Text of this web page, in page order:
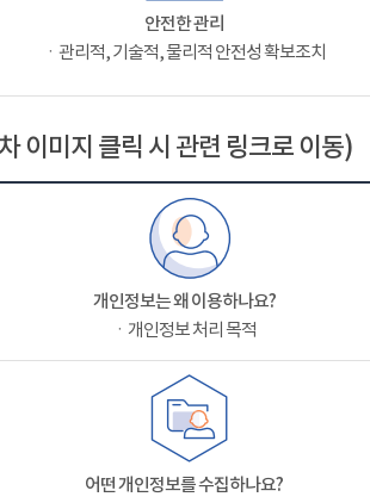
안전한 관리
ㆍ관리적, 기술적, 물리적 안전성 확보조치
이미지 클릭 시 관련 링크로 이동)
개인정보는 왜 이용하나요?
ㆍ개인정보 처리 목적
어떤 개인정보를 수집하나요?